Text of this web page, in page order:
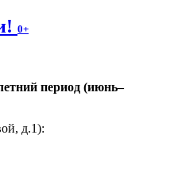
0+
период (июнь–
д.1):